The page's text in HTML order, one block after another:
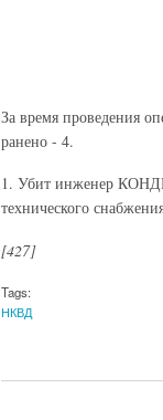
За время проведения
ранено - 4.
1. Убит инженер
технического
[427]
Tags:
НКВД